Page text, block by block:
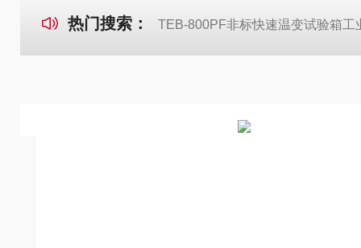
热门搜索： TEB-800PF非标快速温变试验箱工